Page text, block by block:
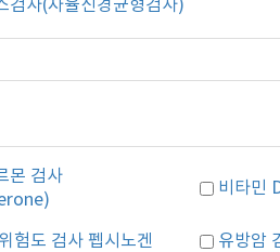
검사(자율신경균형검사)
몬 검사
비타민
험도 검사 펩시노겐 유방암